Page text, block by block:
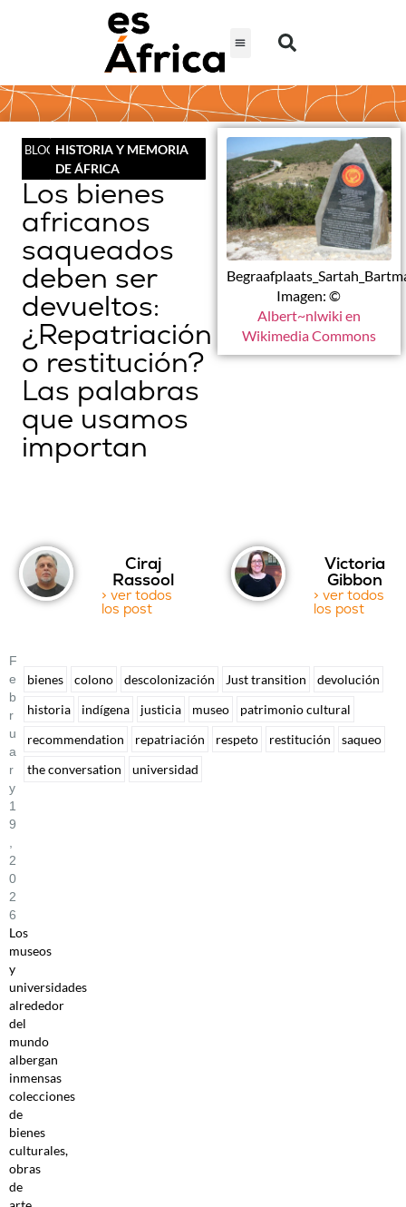
BLOG HISTORIA Y MEMORIA
DE ÁFRICA
Los bienes
africanos
saqueados
deben ser
devueltos:
¿Repatriación
o restitución?
Las palabras
que usamos
importan
Imagen: ©
Albert~nlwiki en
Wikimedia Commons
Ciraj
Rassool
> ver todos
los post
Victoria
Gibbon
> ver todos
los post
F
E
B
R
U
A
R
Y
1
9
2
0
2
6
Los
museos
y
universidades
alrededor
del
mundo
albergan
inmensas
colecciones
de
bienes
culturales,
obras
de
bienes colono descolonización Just transition
devolución
historia
indígena justicia museo
patrimonio cultural
recommendation
repatriación respeto restitución
saqueo
the conversation
universidad